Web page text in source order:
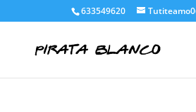
633549620